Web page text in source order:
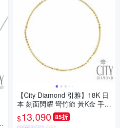
【City Diamond 引雅】18K 日
本 刻面閃耀 彎竹節 黃K金 手鍊
(東京Yuki表參道系列)
$13,090 85折